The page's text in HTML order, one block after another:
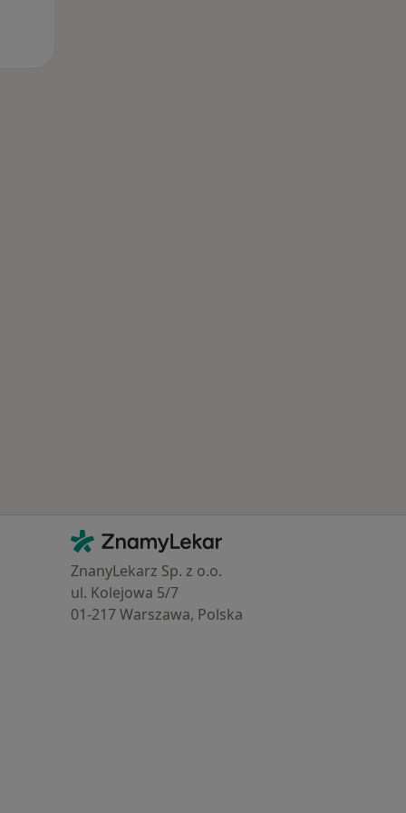
Kontakt
ZnamyLekar - Hlavní stránka
ZnanyLekarz Sp. z o.o.
ul. Kolejowa 5/7
01-217 Warszawa, Polska